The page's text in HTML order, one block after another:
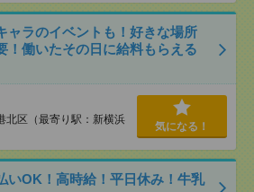
ャラのイベントも！好きな場所
働いたその日に給料もらえる
北区（最寄り駅：新横浜
気になる！
いOK！高時給！平日休み！牛乳